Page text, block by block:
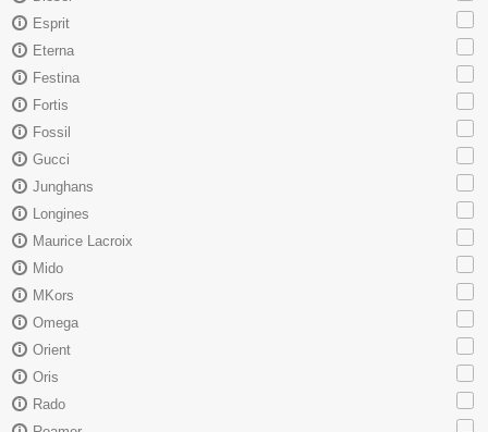
Esprit
Eterna
Festina
Fortis
Fossil
Gucci
Junghans
Longines
Maurice Lacroix
Mido
MKors
Omega
Orient
Oris
Rado